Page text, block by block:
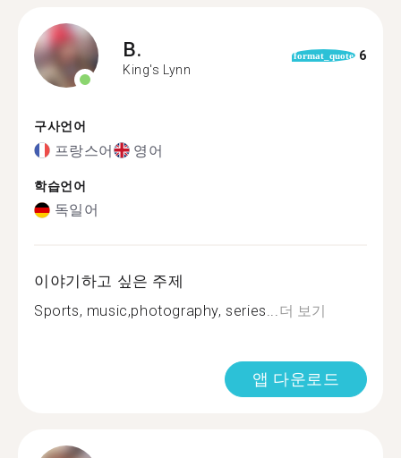
B.
King's Lynn
format_quote 6
구사언어
프랑스어 영어
학습언어
독일어
이야기하고 싶은 주제
Sports, music,photography, series...더 보기
앱 다운로드